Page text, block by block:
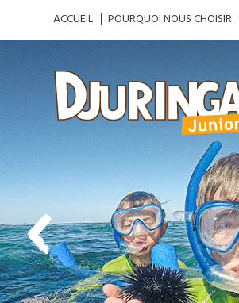
ACCUEIL POURQUOI NOUS CHOISIR